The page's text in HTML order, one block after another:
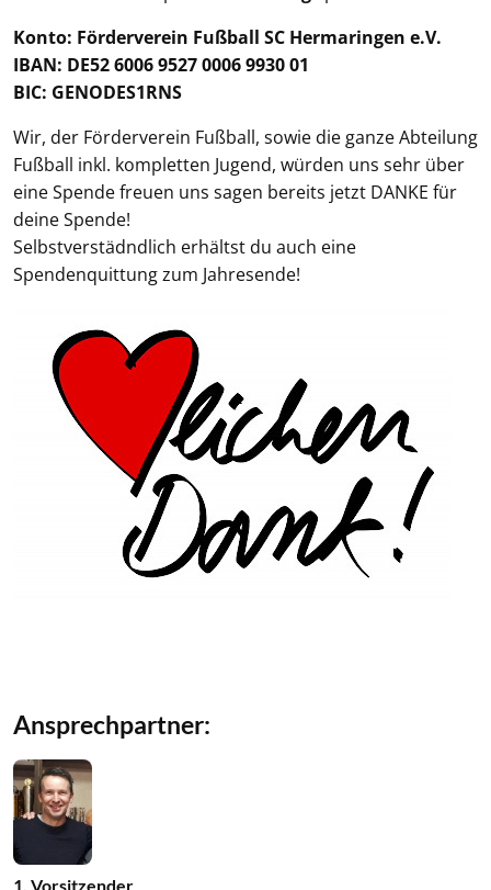
Konto: Förderverein Fußball SC Hermaringen e.V.
IBAN: DE52 6006 9527 0006 9930 01
BIC: GENODES1RNS
Wir, der Förderverein Fußball, sowie die ganze Abteilung
Fußball inkl. kompletten Jugend, würden uns sehr über
eine Spende freuen uns sagen bereits jetzt DANKE für
deine Spende!
Selbstverstädndlich erhältst du auch eine
Spendenquittung zum Jahresende!
Ansprechpartner:
1. Vorsitzender